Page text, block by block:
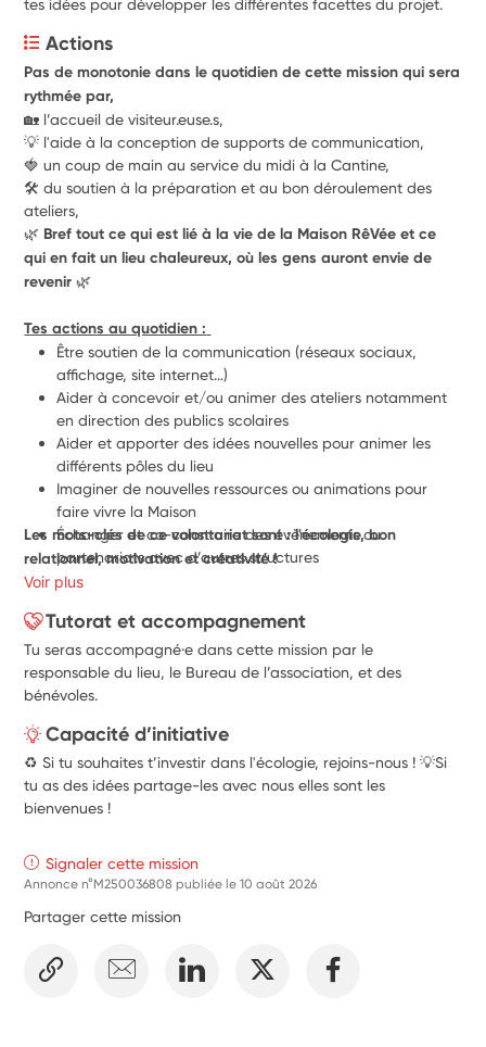
tes idées pour développer les différentes facettes du projet.
Actions
Pas de monotonie dans le quotidien de cette mission qui sera
rythmée par,
🏡 l’accueil de visiteur.euse.s,
💡 l'aide à la conception de supports de communication,
🍓 un coup de main au service du midi à la Cantine,
🛠️ du soutien à la préparation et au bon déroulement des
ateliers,
🌿 Bref tout ce qui est lié à la vie de la Maison RêVée et ce
qui en fait un lieu chaleureux, où les gens auront envie de
revenir 🌿
Être soutien de la communication (réseaux sociaux,
affichage, site internet…)
Aider à concevoir et/ou animer des ateliers notamment
en direction des publics scolaires
Aider et apporter des idées nouvelles pour animer les
différents pôles du lieu
Imaginer de nouvelles ressources ou animations pour
faire vivre la Maison
Échanger et co-construire des évènements ou
partenariats avec d’autres structures
Participer à la vie du lieu, créer du lien avec les
Les mots-clés de ce volontariat sont : l'écologie, bon
relationnel, motivation et créativité !
Voir plus
Tutorat et accompagnement
Tu seras accompagné·e dans cette mission par le
responsable du lieu, le Bureau de l’association, et des
bénévoles.
Capacité d’initiative
♻️ Si tu souhaites t’investir dans l'écologie, rejoins-nous ! 💡Si
tu as des idées partage-les avec nous elles sont les
bienvenues !
Signaler cette mission
Annonce n°M250036808 publiée le10 août 2026
Partager cette mission